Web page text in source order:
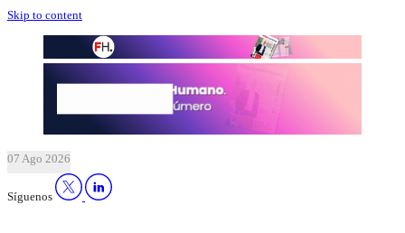
Skip to content
07 Ago 2026
Síguenos